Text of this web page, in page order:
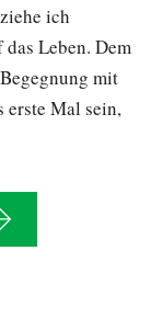
ich
Leben. Dem
mit
erste Mal sein,